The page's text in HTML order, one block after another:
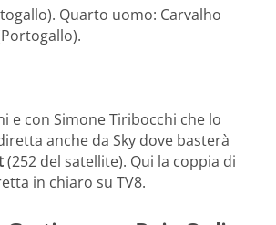
Quarto uomo: Carvalho
e con Simone Tiribocchi che lo
anche da Sky dove basterà
(252 del satellite). Qui la coppia di
in chiaro su TV8.